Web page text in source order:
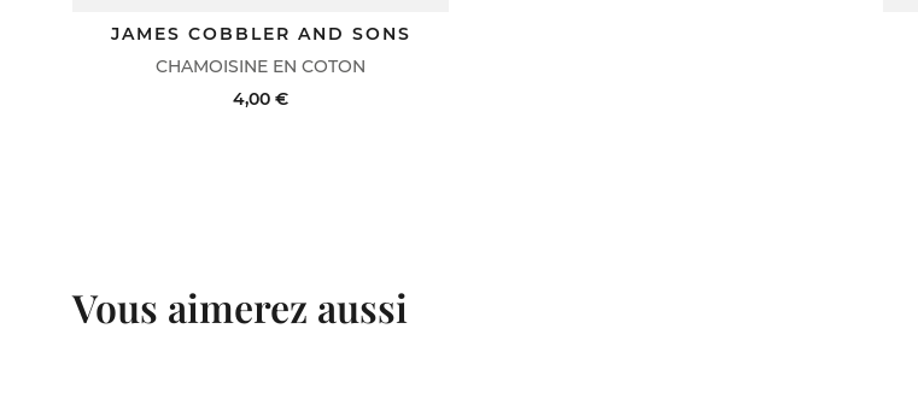
CHAMOISINE EN COTON
JAMES COBBLER AND SONS
4,00 €
Vous aimerez aussi